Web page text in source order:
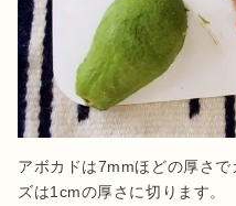
アボカドは7mmほどの厚さ
ズは1cmの厚さに切ります。